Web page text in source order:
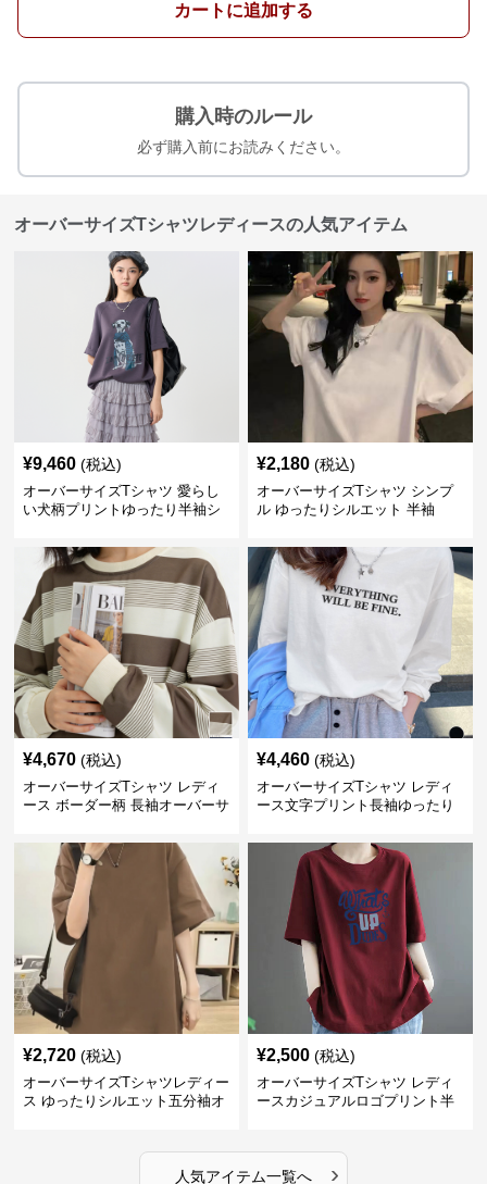
カートに追加する
購入時のルール
必ず購入前にお読みください。
オーバーサイズTシャツレディースの人気アイテム
¥9,460 (税込)
オーバーサイズTシャツ 愛らし
い犬柄プリントゆったり半袖シ
¥2,180 (税込)
オーバーサイズTシャツ シンプ
ル ゆったりシルエット 半袖
¥4,670 (税込)
オーバーサイズTシャツ レディ
ース ボーダー柄 長袖オーバーサ
¥4,460 (税込)
オーバーサイズTシャツ レディ
ース文字プリント長袖ゆったり
¥2,720 (税込)
オーバーサイズTシャツレディー
ス ゆったりシルエット五分袖オ
¥2,500 (税込)
オーバーサイズTシャツ レディ
ースカジュアルロゴプリント半
人気アイテム一覧へ ›